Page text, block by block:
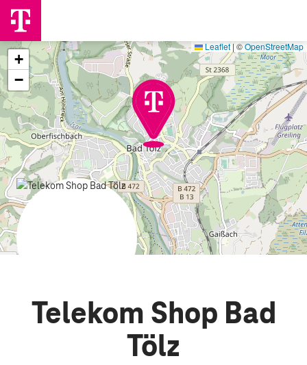
+
−
Leaflet |©OpenStreetMap
Telekom Shop Bad
Tölz